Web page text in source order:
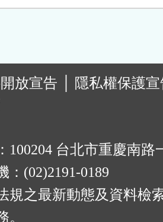
放宣告
隱私權保護
100204 台北市重慶南路
(02)2191-0189
規之最新動態及資料檢
。